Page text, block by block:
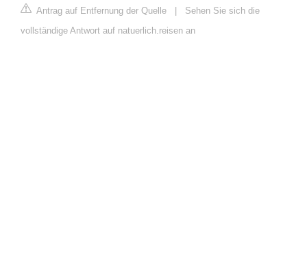
Antrag auf Entfernung der Quelle
Sehen Sie sich die
vollständige Antwort auf natuerlich.reisen an